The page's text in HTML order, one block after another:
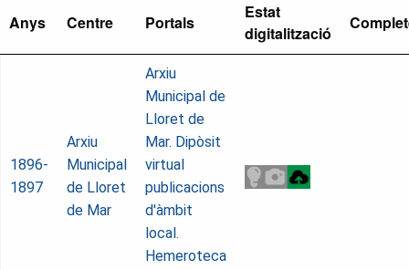
Anys Centre Portals
Estat
digitalització
1896-
1897
Arxiu
Municipal
de Lloret
de Mar
Arxiu
Municipal de
Lloret de
Mar. Dipòsit
virtual
publicacions
d'àmbit
local.
Hemeroteca